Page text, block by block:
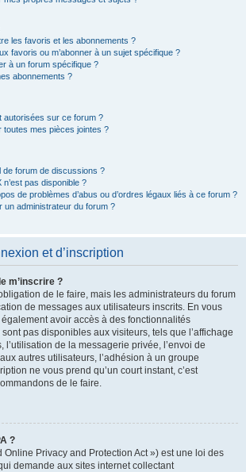
les favoris et les abonnements ?
favoris ou m’abonner à un sujet spécifique ?
à un forum spécifique ?
abonnements ?
autorisées sur ce forum ?
toutes mes pièces jointes ?
de forum de discussions ?
n’est pas disponible ?
de problèmes d’abus ou d’ordres légaux liés à ce forum ?
un administrateur du forum ?
et d’inscription
m’inscrire ?
de le faire, mais les administrateurs du forum
de messages aux utilisateurs inscrits. En vous
avoir accès à des fonctionnalités
pas disponibles aux visiteurs, tels que l’affichage
l’utilisation de la messagerie privée, l’envoi de
autres utilisateurs, l’adhésion à un groupe
ne vous prend qu’un court instant, c’est
de le faire.
?
Online Privacy and Protection Act ») est une loi des
demande aux sites internet collectant